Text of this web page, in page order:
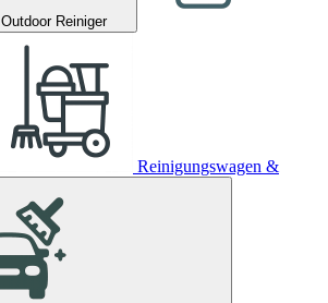
Outdoor Reiniger
Reinigungswagen &